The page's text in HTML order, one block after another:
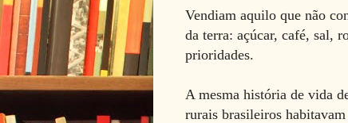
Vendiam aquilo que não
da terra: açúcar, café, sal,
prioridades.
A mesma história de vida
rurais brasileiros